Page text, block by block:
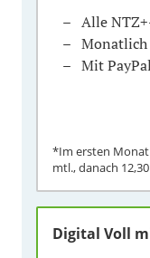
Alle
Mit
*Im ersten Monat
mtl., danach
Digital Voll